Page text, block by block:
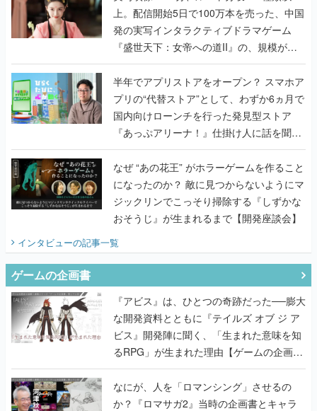
上。配信開始5日で100万本を売った、中国
発の実写インタラクティブドラマゲーム
『盛世天下：女帝への道II』の、規模が違
うこだわりをプロデューサーに聞いた
半年でアプリストアをオープン？ スマホア
プリの“代替ストア”として、わずか6ヵ月で
国内向けローンチを行った発見型ストア
『あっぷアリーナ！』仕掛け人に話を聞い
てみた
なぜ “あの花王” がホラーゲームを作ること
になったのか？ 敵に見つからないようにマ
ジックリンでこっそり掃除する『しずかな
おそうじ』が生まれるまで【開発座談会】
インタビューの記事一覧
ゲームの企画書
『アビス』は、ひとつの奇跡だった──膨大
な開発資料とともに『テイルズ オブ ジ ア
ビス』開発陣に聞く、「生まれた意味を知
るRPG」が生まれた理由【ゲームの企画
書】
なにが、人を「ロマンシング」させるの
か？『ロマサガ2』当時の企画書とキャラ